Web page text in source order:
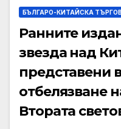
БЪЛГАРО-КИТАЙСКА
Ранните
звезда над
представени
отбелязване
Втората